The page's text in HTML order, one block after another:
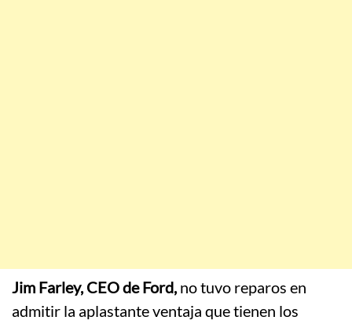
Jim Farley, CEO de Ford,no tuvo reparos en
admitir la aplastante ventaja que tienen los